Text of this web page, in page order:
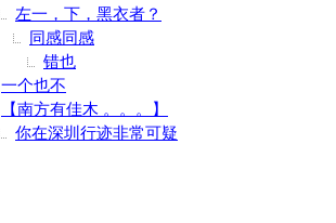
左一，下，黑衣者？
同感同感
错也
一个也不
【南方有佳木 。。。】
你在深圳行迹非常可疑